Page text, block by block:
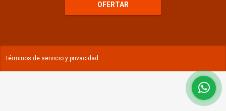
OFERTAR
Términos de servicio y privacidad